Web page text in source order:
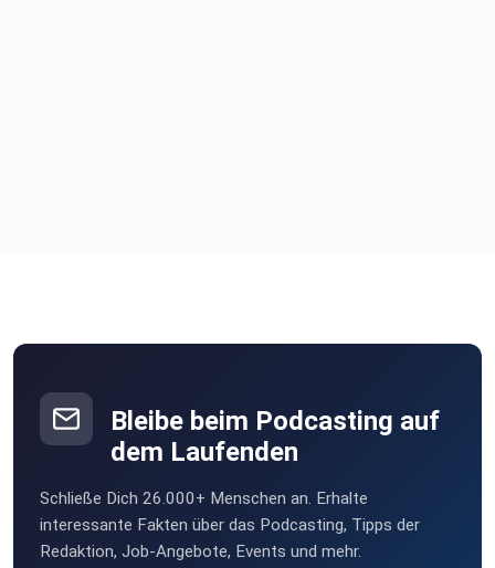
Bleibe beim Podcasting auf
dem Laufenden
Schließe Dich 26.000+ Menschen an. Erhalte
interessante Fakten über das Podcasting, Tipps der
Redaktion, Job-Angebote, Events und mehr.